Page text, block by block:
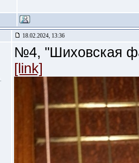
18.02.2024, 13:36
№4, "Шиховская
[link]